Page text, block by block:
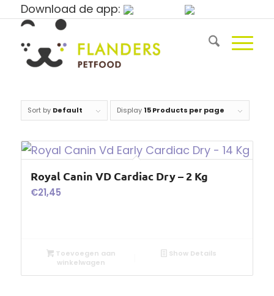
Download de app:
Sort by Default Display 15 Products per page
Royal Canin VD Cardiac Dry – 2 Kg
€21,45
Toevoegen aan
winkelwagen
Show Details